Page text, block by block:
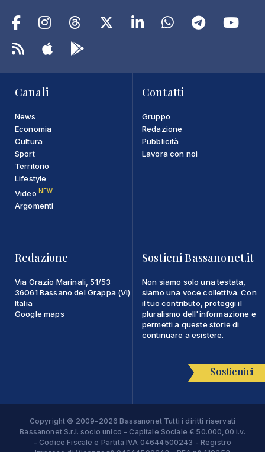
Canali
News
Economia
Cultura
Sport
Territorio
Lifestyle
Video NEW
Argomenti
Contatti
Gruppo
Redazione
Pubblicità
Lavora con noi
Redazione
Via Orazio Marinali, 51/53
36061 Bassano del Grappa (VI)
Italia
Google maps
Sostieni Bassanonet.it
Non siamo solo una testata,
siamo una voce collettiva. Con
il tuo contributo, proteggi il
pluralismo dell'informazione e
permetti a queste storie di
continuare a esistere.
Sostienici
Copyright © 2009-2026 Bassanonet Tutti i diritti riservati
Bassanonet S.r.l. socio unico - Capitale Sociale € 50.000,00 i.v.
- Codice Fiscale e Partita IVA 04644500243 - Registro